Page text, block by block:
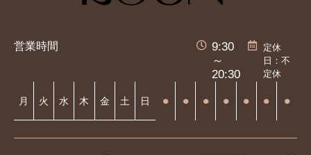
営業時間
9:30
～
20:30
定休
日：不
定休
月 火 水 木 金 土 日 ⚫︎ ⚫︎ ⚫︎ ⚫︎ ⚫︎ ⚫︎ ⚫︎